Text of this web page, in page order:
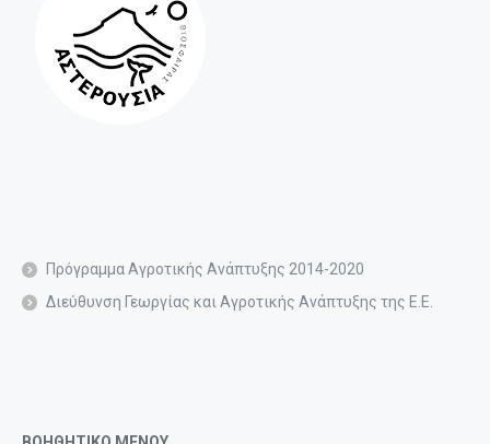
Πρόγραμμα Αγροτικής Ανάπτυξης 2014-2020
Διεύθυνση Γεωργίας και Αγροτικής Ανάπτυξης της Ε.Ε.